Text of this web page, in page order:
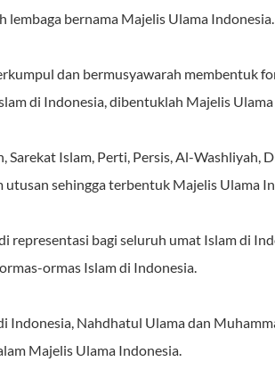
lembaga bernama Majelis Ulama
dan bermusyawarah membentuk
di Indonesia, dibentuklah Majelis
Islam, Perti, Persis, Al-Washliyah,
utusan sehingga terbentuk Majelis Ulama
representasi bagi seluruh umat Islam di
ormas Islam di Indonesia.
Indonesia, Nahdhatul Ulama dan
Majelis Ulama Indonesia.